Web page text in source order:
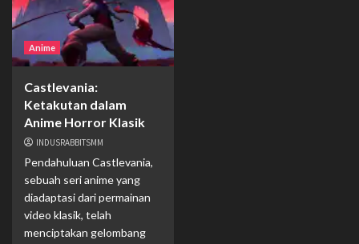
Anime
Castlevania:
Ketakutan dalam
Anime Horror Klasik
INDUSRABBITSMM
Pendahuluan Castlevania,
sebuah seri anime yang
diadaptasi dari permainan
video klasik, telah
menciptakan gelombang